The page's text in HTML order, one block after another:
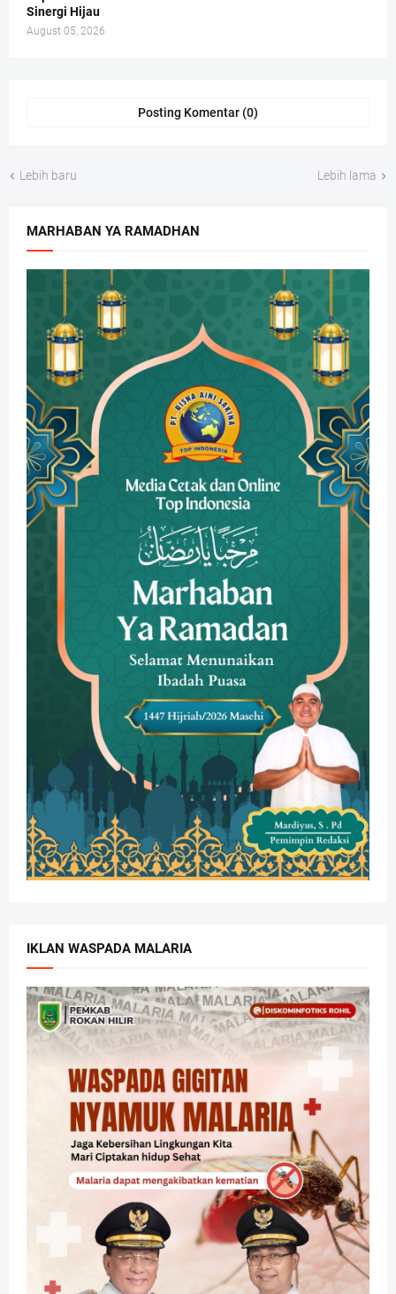
Sinergi Hijau
August 05, 2026
Posting Komentar (0)
Lebih baru Lebih lama
MARHABAN YA RAMADHAN
IKLAN WASPADA MALARIA